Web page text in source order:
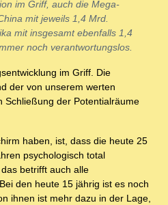
im Griff, auch die Mega-
mit jeweils 1,4 Mrd.
mit insgesamt ebenfalls 1,4
noch verantwortungslos.
im Griff. Die
der von unserem werten
Schließung der Potentialräume
haben, ist, dass die heute 25
psychologisch total
betrifft auch alle
den heute 15 jährig ist es noch
ihnen ist mehr dazu in der Lage,